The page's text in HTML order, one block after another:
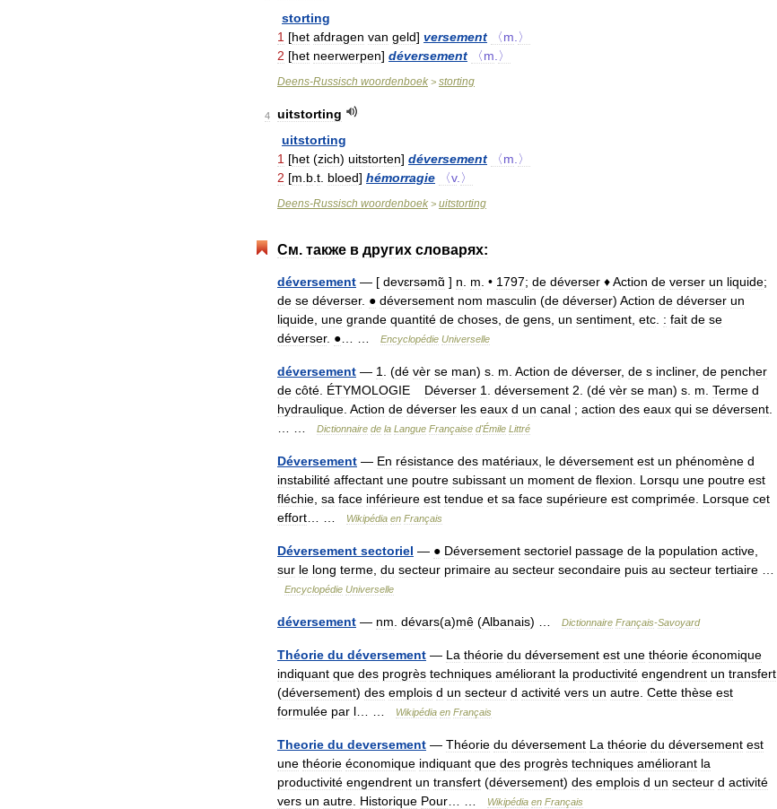
storting
1 [het afdragen van geld] versement 〈m 〉
2 [het neerwerpen] déversement 〈m 〉
Deens-Russisch woordenboek > storting
4
uitstorting
uitstorting
1 [het (zich) uitstorten] déversement 〈m 〉
2 [m b t bloed] hémorragie 〈v. 〉
Deens-Russisch woordenboek > uitstorting
См. также в других словарях:
déversement — [ devɛrsəmɑ̃ ] n m . • 1797; de déverser ♦Action de verser un liquide;
de se déverser. ● déversement nom masculin (de déverser) Action de déverser un
liquide une grande quantité de choses de gens un sentiment etc : fait de se
déverser. ● Encyclopédie Universelle
déversement — 1 . (dé vèr se man) s m Action de déverser, de s incliner, de pencher
de côté ÉTYMOLOGIE Déverser 1 déversement 2 . (dé vèr se man) s m Terme d
hydraulique Action de déverser les eaux d un canal ; action des eaux qui se déversent
Dictionnaire de la Langue Française d'Émile Littré
Déversement — En résistance des matériaux le déversement est un phénomène d
instabilité affectant une poutre subissant un moment de flexion Lorsqu une poutre est
fléchie sa face inférieure est tendue et sa face supérieure est comprimée Lorsque cet
effort
Wikipédia en Français
Déversement sectoriel — ● Déversement sectoriel passage de la population active
sur le long terme du secteur primaire au secteur secondaire puis au secteur tertiaire
Encyclopédie Universelle
déversement — nm dévars(a)mê (Albanais) … Dictionnaire Français-Savoyard
Théorie du déversement — La théorie du déversement est une théorie économique
indiquant que des progrès techniques améliorant la productivité engendrent un transfert
(déversement) des emplois d un secteur d activité vers un autre Cette thèse est
formulée par l Wikipédia en Français
Theorie du deversement — Théorie du déversement La théorie du déversement est
une théorie économique indiquant que des progrès techniques améliorant la
productivité engendrent un transfert (déversement) des emplois d un secteur d activité
vers un autre Historique Pour Wikipédia en Français